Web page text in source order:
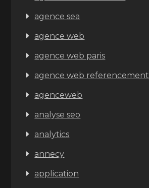
agence sea
agence web
agence web paris
agence web referencement
agenceweb
analyse seo
analytics
annecy
application